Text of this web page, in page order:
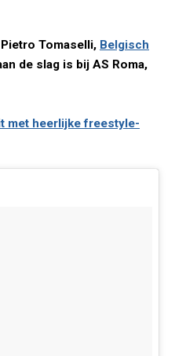
Tomaselli, Belgisch
de slag is bij AS Roma,
met heerlijke freestyle-